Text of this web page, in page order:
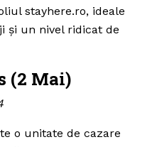
stayhere.ro, ideale
și un nivel ridicat de
(2 Mai)
o unitate de cazare